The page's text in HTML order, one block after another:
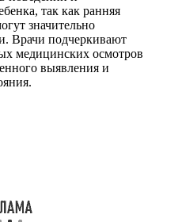
так как ранняя
значительно
Врачи подчеркивают
медицинских осмотров
выявления и